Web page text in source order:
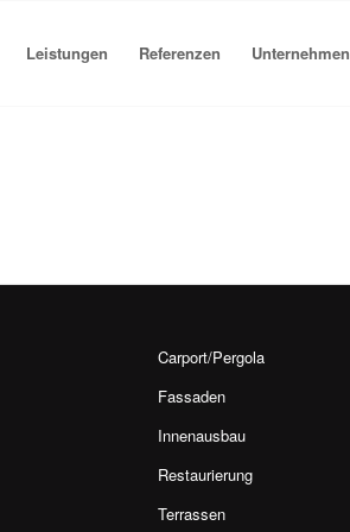
Leistungen Referenzen Unternehmen
Carport/Pergola
Fassaden
Innenausbau
Restaurierung
Terrassen